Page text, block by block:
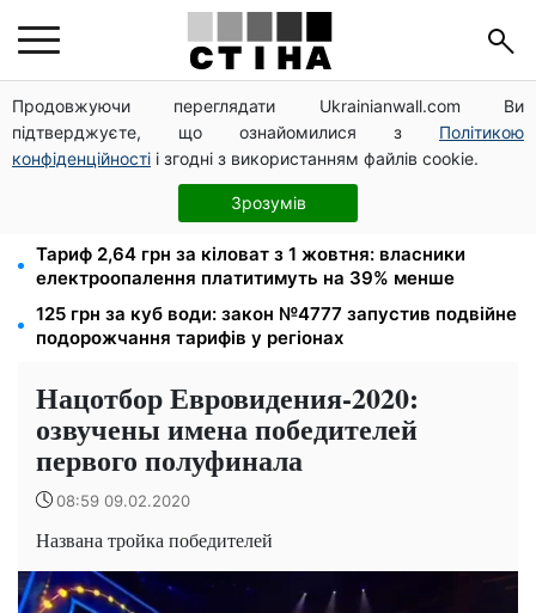
Продовжуючи переглядати Ukrainianwall.com Ви
підтверджуєте, що ознайомилися з Політикою
конфіденційності і згодні з використанням файлів cookie.
Зрозумів
Пенсійне посвідчення не гарантує безплатний
проїзд: Кабмін пояснив, коли пенсіонер мусить
платити
Податкові номери чоловіків 18–60 років передадуть
ТЦК: Кабмін ухвалив нові правила пошуку
Тариф 2,64 грн за кіловат з 1 жовтня: власники
електроопалення платитимуть на 39% менше
125 грн за куб води: закон №4777 запустив подвійне
подорожчання тарифів у регіонах
Нацотбор Евровидения-2020:
озвучены имена победителей
первого полуфинала
08:59 09.02.2020
Названа тройка победителей